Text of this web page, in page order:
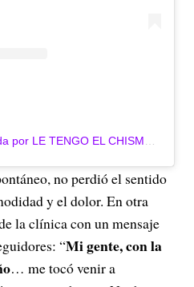
no perdió el sentido
y el dolor. En otra
la clínica con un mensaje
“Mi gente, con la
… me tocó venir a